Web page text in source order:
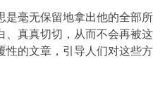
无保留地拿出他的全部所
、真真切切，从而不会再被
性的文章，引导人们对这些